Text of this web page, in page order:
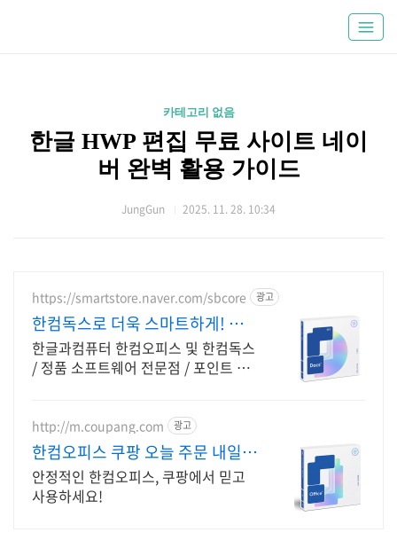
카테고리 없음
한글 HWP 편집 무료 사이트 네이
버 완벽 활용 가이드
JungGun 2025. 11. 28. 10:34
https://smartstore.naver.com/sbcore 광고
한컴독스로 더욱 스마트하게! 한글
과컴퓨터 정품 인증점
한글과컴퓨터 한컴오피스 및 한컴독스
/ 정품 소프트웨어 전문점 / 포인트 적
트 등
http://m.coupang.com 광고
한컴오피스 쿠팡 오늘 주문 내일
바로 도착
안정적인 한컴오피스, 쿠팡에서 믿고
사용하세요!